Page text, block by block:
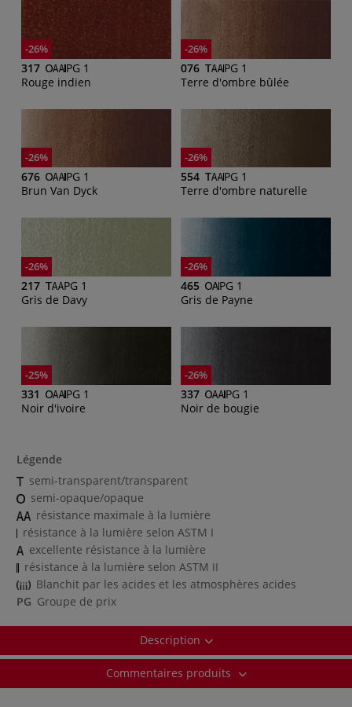
-26%
317
PG 1
Rouge indien
-26%
076
PG 1
Terre d'ombre bûlée
-26%
676
PG 1
Brun Van Dyck
-26%
554
PG 1
Terre d'ombre naturelle
-26%
217
PG 1
Gris de Davy
-26%
465
PG 1
Gris de Payne
-25%
331
PG 1
Noir d'ivoire
-26%
337
PG 1
Noir de bougie
Légende
semi-transparent/transparent
semi-opaque/opaque
résistance maximale à la lumière
résistance à la lumière selon ASTM I
excellente résistance à la lumière
résistance à la lumière selon ASTM II
Blanchit par les acides et les atmosphères acides
PG Groupe de prix
Description
Commentaires produits